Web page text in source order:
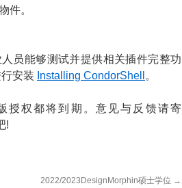
件。
员能够测试并提供相关插件完整功
安装 Installing CondorShell 。
授权都将到期。意见与反馈请寄
!
2022/2023DesignMorphin硕士学位 →